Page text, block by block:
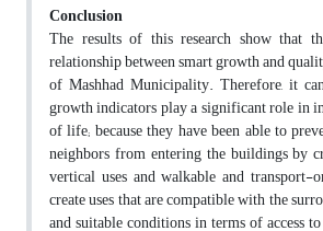
Conclusion
The results of this research show that
relationship between smart growth and
of Mashhad Municipality. Therefore, it
growth indicators play a significant role in
of life; because they have been able to
neighbors from entering the buildings by
vertical uses and walkable and transport-
create uses that are compatible with the
and suitable conditions in terms of access